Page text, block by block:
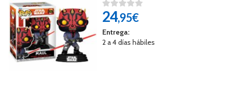
24,95€
Entrega:
2 a 4 días hábiles